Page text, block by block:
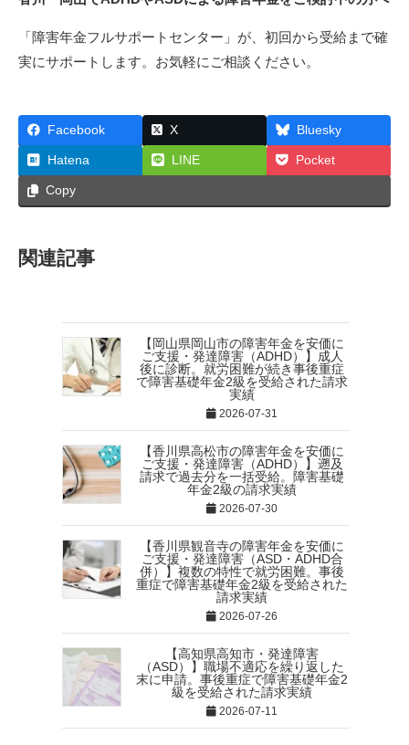
「障害年金フルサポートセンター」が、初回から受給まで確
実にサポートします。お気軽にご相談ください。
Facebook X Bluesky
Hatena LINE Pocket
Copy
関連記事
【岡山県岡山市の障害年金を安価に
ご支援・発達障害（ADHD）】成人
後に診断。就労困難が続き事後重症
で障害基礎年金2級を受給された請求
実績
2026-07-31
【香川県高松市の障害年金を安価に
ご支援・発達障害（ADHD）】遡及
請求で過去分を一括受給。障害基礎
年金2級の請求実績
2026-07-30
【香川県観音寺の障害年金を安価に
ご支援・発達障害（ASD・ADHD合
併）】複数の特性で就労困難。事後
重症で障害基礎年金2級を受給された
請求実績
2026-07-26
【高知県高知市・発達障害
（ASD）】職場不適応を繰り返した
末に申請。事後重症で障害基礎年金2
級を受給された請求実績
2026-07-11